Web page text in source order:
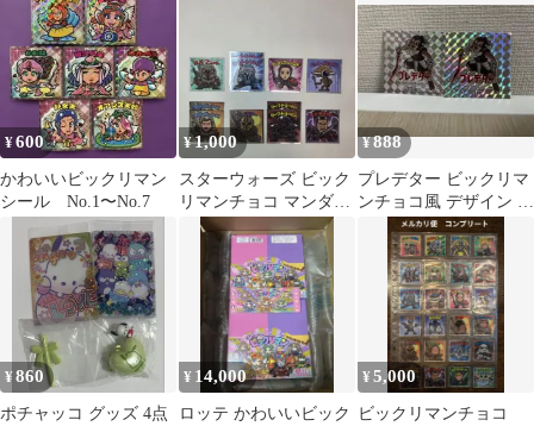
ト スーパーゼウス
¥600
かわいいビックリマン
シール No.1〜No.7
¥1,000
スターウォーズ ビック
リマンチョコ マンダロ
リアン シール
¥888
プレデター ビックリマ
ンチョコ風 デザイン 2
枚セット
¥860
ポチャッコ グッズ 4点
¥ 14,000
ロッテ かわいいビック
¥5,000
ビックリマンチョコ